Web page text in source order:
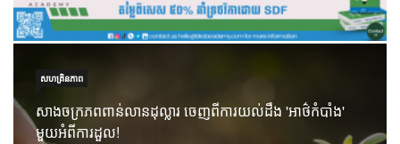
សហគ្រិនភាព
សាងចក្រភពពាន់លានដុល្លារ ចេញពីការយល់ដឹង 'អាថ៌កំបាំង'
មួយអំពីការដួល!